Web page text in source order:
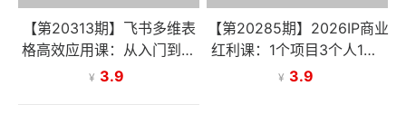
【第20313期】飞书多维表
格高效应用课：从入门到精
通，界面操作，自动化，多
¥ 3.9
【第20285期】2026IP商业
红利课：1个项目3个人1年1
000W，小团队高利润变现
¥ 3.9